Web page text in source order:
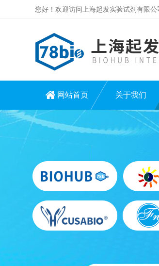
您好！欢迎访问上海起发实验试剂有限公
网站首页 关于我们